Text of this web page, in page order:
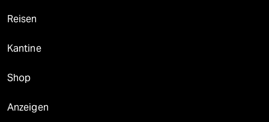
Reisen
Kantine
Shop
Anzeigen